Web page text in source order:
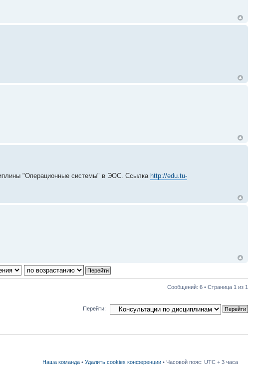
"Операционные системы" в ЭОС. Ссылка http://edu.tu-
Сообщений: 6 • Страница 1 из 1
Перейти:
Наша команда • Удалить cookies конференции • Часовой пояс: UTC + 3 часа